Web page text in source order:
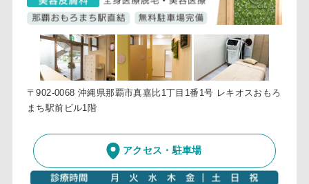
〒902-0068 沖縄県那覇市真嘉比1丁目1番1号 レキオスおもろ
まち駅前ビル1階
アクセス・駐車場